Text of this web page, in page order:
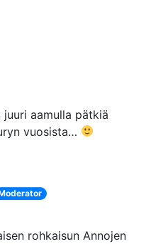
aamulla pätkiä
vuosista…
rohkaisun Annojen